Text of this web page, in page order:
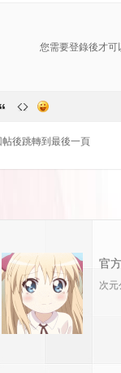
您需要登錄後才
帖後跳轉到最後一頁
官
次元